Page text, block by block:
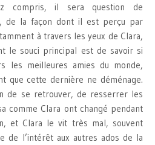
compris, il sera question de
de la façon dont il est perçu par
à travers les yeux de Clara,
le souci principal est de savoir si
les meilleures amies du monde,
que cette dernière ne déménage.
de se retrouver, de resserrer les
comme Clara ont changé pendant
et Clara le vit très mal, souvent
de l’intérêt aux autres ados de la